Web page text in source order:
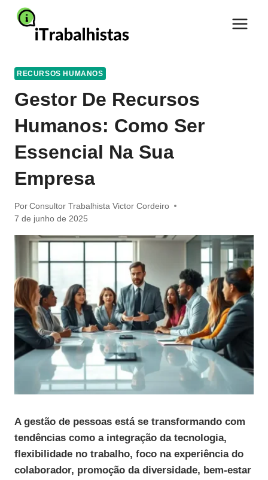
Pular
para
RECURSOS HUMANOS
Gestor De Recursos
Humanos: Como Ser
Essencial Na Sua
Empresa
Por Consultor Trabalhista Victor Cordeiro
7 de junho de 2025
A gestão de pessoas está se transformando com
tendências como a integração da tecnologia,
flexibilidade no trabalho, foco na experiência do
colaborador, promoção da diversidade, bem-estar